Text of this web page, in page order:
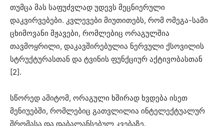
თუმცა მას საფუძვლად უდევს მეცნიერული
დაკვირვებები. კვლევები მიუთითებს, რომ ომეგა-სამი
ცხიმოვანი მჟავები, რომლებიც ორაგულშია
თავმოყრილი, დაკავშირებულია ნერვული ქსოვილის
სტრუქტურასთან და ტვინის ფუნქციურ აქტივობასთან
[2].
სწორედ ამიტომ, ორაგული ხშირად ხვდება ისეთ
მენიუებში, რომლებიც გათვლილია ინტელექტუალურ
შრომასა და დაბალანსებულ კვებაზე.